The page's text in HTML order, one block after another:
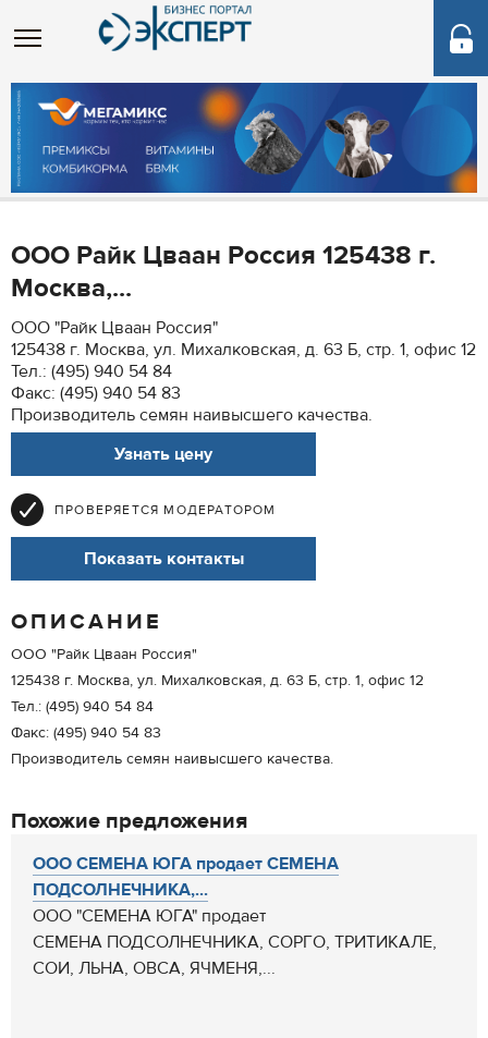
ООО Райк Цваан Россия 125438 г.
Москва,...
ООО "Райк Цваан Россия"
125438 г. Москва, ул. Михалковская, д. 63 Б, стр. 1, офис 12
Тел.: (495) 940 54 84
Факс: (495) 940 54 83
Производитель семян наивысшего качества.
Узнать цену
ПРОВЕРЯЕТСЯ МОДЕРАТОРОМ
Показать контакты
ОПИСАНИЕ
ООО "Райк Цваан Россия"
125438 г. Москва, ул. Михалковская, д. 63 Б, стр. 1, офис 12
Тел.: (495) 940 54 84
Факс: (495) 940 54 83
Производитель семян наивысшего качества.
Похожие предложения
ООО СЕМЕНА ЮГА продает СЕМЕНА
ПОДСОЛНЕЧНИКА,...
ООО "СЕМЕНА ЮГА" продает
СЕМЕНА ПОДСОЛНЕЧНИКА, СОРГО, ТРИТИКАЛЕ,
СОИ, ЛЬНА, ОВСА, ЯЧМЕНЯ,...